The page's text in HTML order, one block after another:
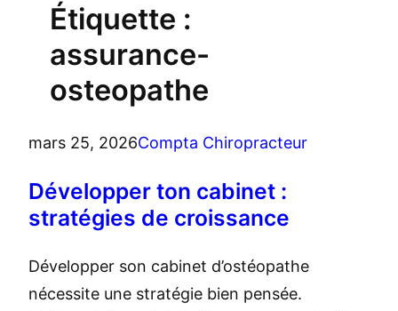
Étiquette :
assurance-
osteopathe
mars 25, 2026Compta Chiropracteur
Développer ton cabinet :
stratégies de croissance
Développer son cabinet d’ostéopathe
nécessite une stratégie bien pensée.